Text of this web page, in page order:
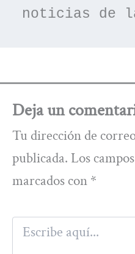
noticias de la
Deja un
Tu dirección de
publicada. Los
marcados con *
Escribe
aquí...